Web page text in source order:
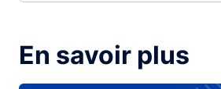
En savoir plus